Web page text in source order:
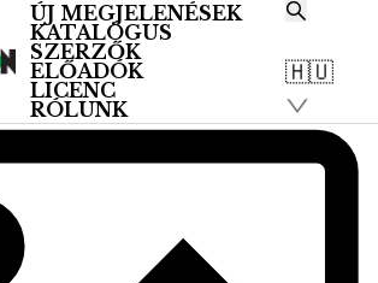
ÚJ MEGJELENÉSEK
KATALÓGUS
SZERZŐK
ELŐADÓK
LICENC
RÓLUNK
🇭🇺